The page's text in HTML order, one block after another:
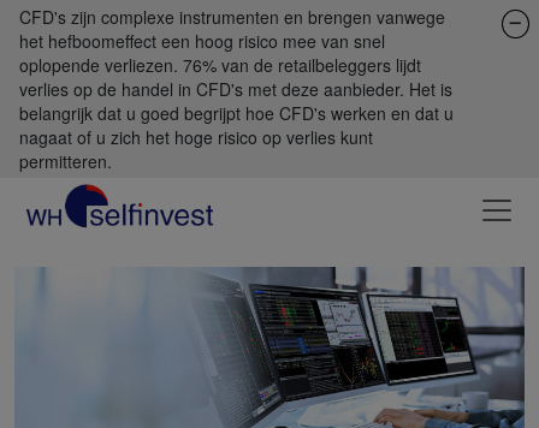
CFD's zijn complexe instrumenten en brengen vanwege
het hefboomeffect een hoog risico mee van snel
oplopende verliezen. 76% van de retailbeleggers lijdt
verlies op de handel in CFD's met deze aanbieder. Het is
belangrijk dat u goed begrijpt hoe CFD's werken en dat u
nagaat of u zich het hoge risico op verlies kunt
permitteren.